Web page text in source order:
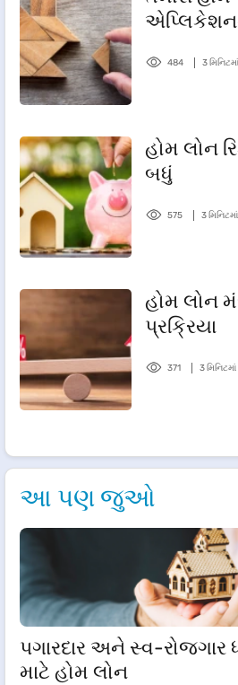
484 3
હોમ લોન
બધું
575 3
હોમ લોન
પ્રક્રિયા
371 3 મિનિટમાં
આ પણ જુઓ
પગારદાર અને સ્વ-રોજગાર
માટે હોમ લોન